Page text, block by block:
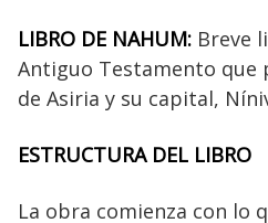
LIBRO DE NAHUM: Breve
Antiguo Testamento que
de Asiria y su capital,
ESTRUCTURA DEL LIBRO
La obra comienza con lo